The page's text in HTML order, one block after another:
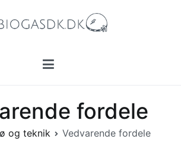
fordele
og teknik Vedvarende fordele